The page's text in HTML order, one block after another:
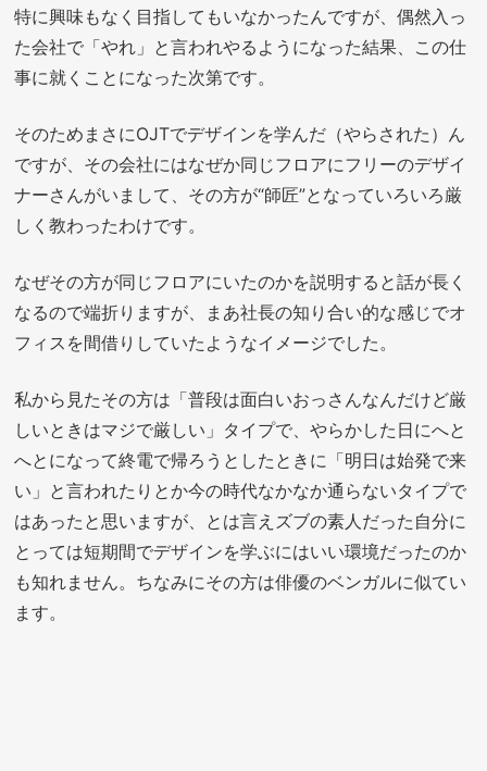
特に興味もなく目指してもいなかったんですが、偶然入っ
た会社で「やれ」と言われやるようになった結果、この仕
事に就くことになった次第です。
そのためまさにOJTでデザインを学んだ（やらされた）ん
ですが、その会社にはなぜか同じフロアにフリーのデザイ
ナーさんがいまして、その方が“師匠”となっていろいろ厳
しく教わったわけです。
なぜその方が同じフロアにいたのかを説明すると話が長く
なるので端折りますが、まあ社長の知り合い的な感じでオ
フィスを間借りしていたようなイメージでした。
私から見たその方は「普段は面白いおっさんなんだけど厳
しいときはマジで厳しい」タイプで、やらかした日にへと
へとになって終電で帰ろうとしたときに「明日は始発で来
い」と言われたりとか今の時代なかなか通らないタイプで
はあったと思いますが、とは言えズブの素人だった自分に
とっては短期間でデザインを学ぶにはいい環境だったのか
も知れません。ちなみにその方は俳優のベンガルに似てい
ます。